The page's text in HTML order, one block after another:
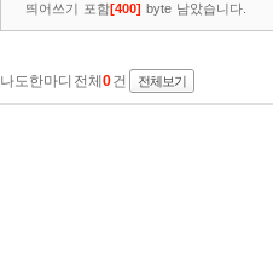
띄어쓰기 포함[400] byte 남았습니다.
나도한마디 전체 0건 전체보기